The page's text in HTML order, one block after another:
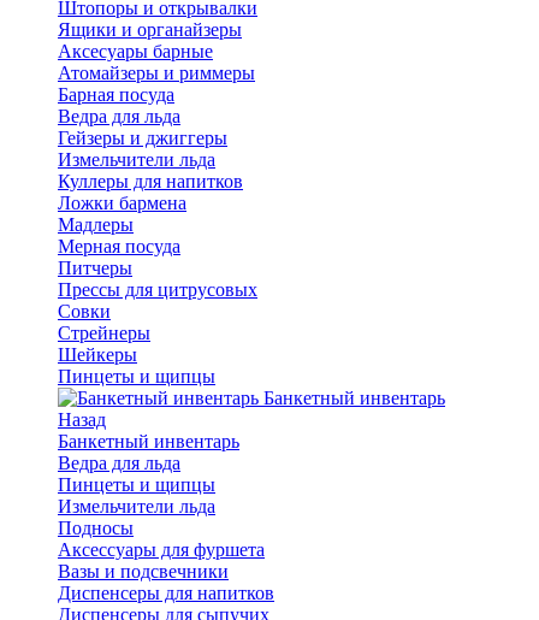
Штопоры и открывалки
Ящики и органайзеры
Аксесуары барные
Атомайзеры и риммеры
Барная посуда
Ведра для льда
Гейзеры и джиггеры
Измельчители льда
Куллеры для напитков
Ложки бармена
Мадлеры
Мерная посуда
Питчеры
Прессы для цитрусовых
Совки
Стрейнеры
Шейкеры
Пинцеты и щипцы
Банкетный инвентарь
Назад
Банкетный инвентарь
Ведра для льда
Пинцеты и щипцы
Измельчители льда
Подносы
Аксессуары для фуршета
Вазы и подсвечники
Диспенсеры для напитков
Диспенсеры для сыпучих